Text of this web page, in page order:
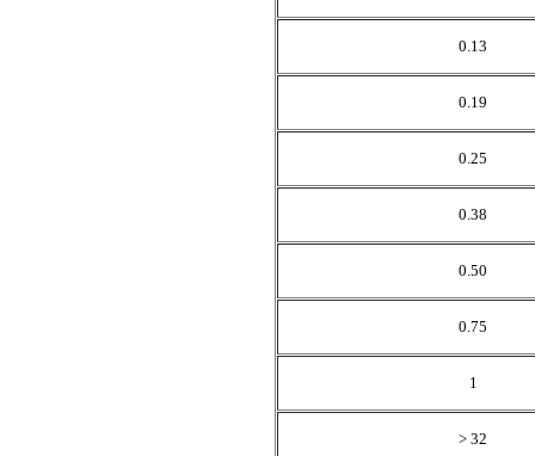
0.13
0.19
0.25
0.38
0.50
0.75
1
> 32